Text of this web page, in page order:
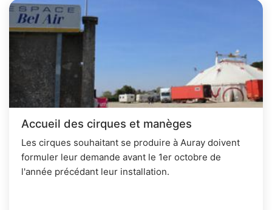
Accueil des cirques et manèges
Les cirques souhaitant se produire à Auray doivent
formuler leur demande avant le 1er octobre de
l'année précédant leur installation.